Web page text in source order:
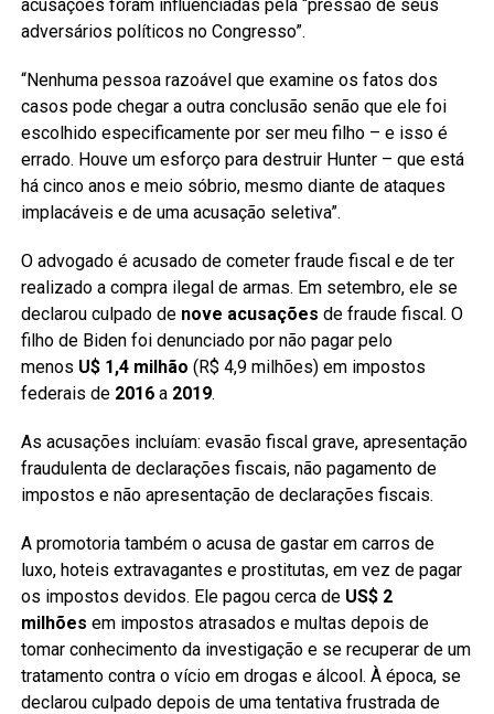
acusações foram influenciadas pela “pressão de seus
adversários políticos no Congresso”.
“Nenhuma pessoa razoável que examine os fatos dos
casos pode chegar a outra conclusão senão que ele foi
escolhido especificamente por ser meu filho – e isso é
errado. Houve um esforço para destruir Hunter – que está
há cinco anos e meio sóbrio, mesmo diante de ataques
implacáveis e de uma acusação seletiva”.
O advogado é acusado de cometer fraude fiscal e de ter
realizado a compra ilegal de armas. Em setembro, ele se
declarou culpado de nove acusações de fraude fiscal. O
filho de Biden foi denunciado por não pagar pelo
menos U$ 1,4 milhão (R$ 4,9 milhões) em impostos
federais de 2016 a 2019.
As acusações incluíam: evasão fiscal grave, apresentação
fraudulenta de declarações fiscais, não pagamento de
impostos e não apresentação de declarações fiscais.
A promotoria também o acusa de gastar em carros de
luxo, hoteis extravagantes e prostitutas, em vez de pagar
os impostos devidos. Ele pagou cerca de US$ 2
milhões em impostos atrasados e multas depois de
tomar conhecimento da investigação e se recuperar de um
tratamento contra o vício em drogas e álcool. À época, se
declarou culpado depois de uma tentativa frustrada de